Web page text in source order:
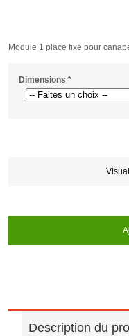
Module 1 place fixe pour
Dimensions *
Description du